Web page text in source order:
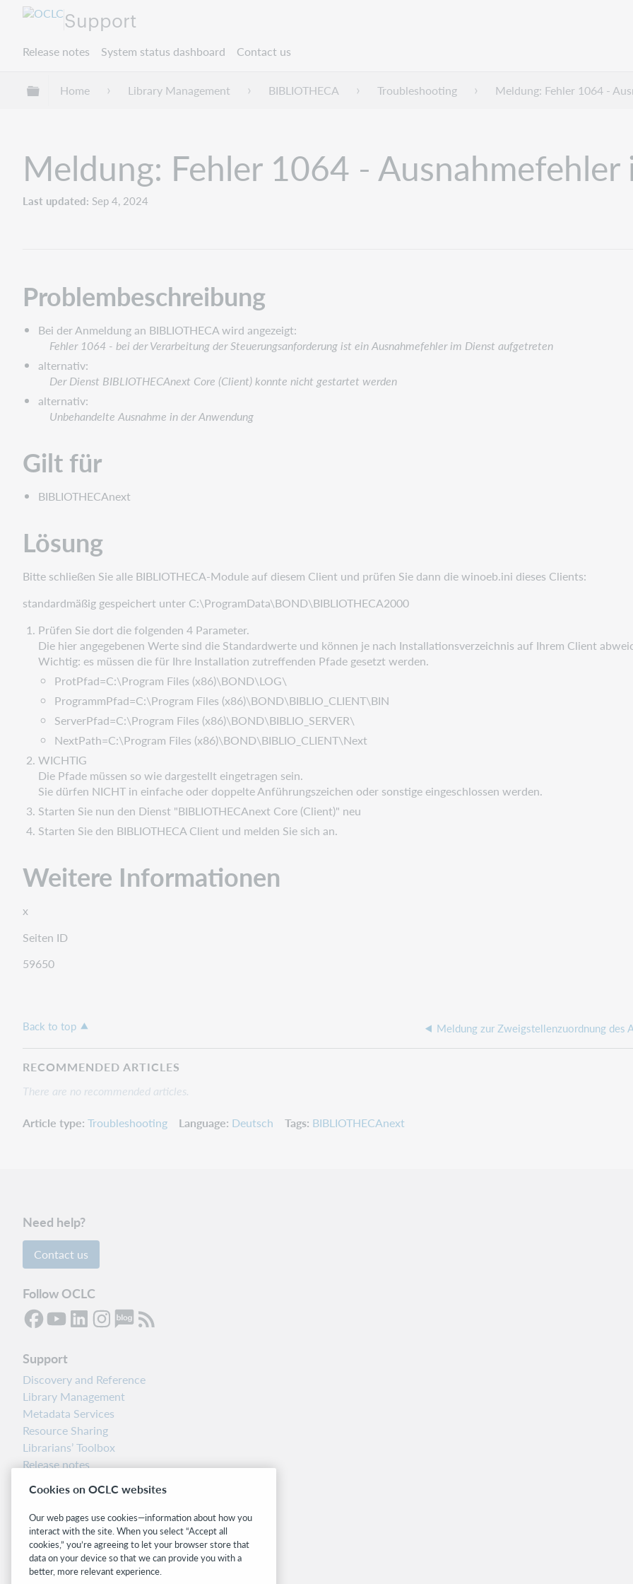
Support
Release notes System status dashboard Contact us
Expand/collapse global hierarchy
Home Library Management BIBLIOTHECA Troubleshooting Meldung: Fehler 1064 -
Meldung: Fehler 1064 -
Last updated Sep 4, 2024
Problembeschreibung
Bei der Anmeldung an BIBLIOTHECA wird angezeigt:
Fehler 1064 - bei der Verarbeitung der Steuerungsanforderung ist ein Ausnahmefehler im Dienst aufgetreten
alternativ:
Der Dienst BIBLIOTHECAnext Core (Client) konnte nicht gestartet werden
alternativ:
Unbehandelte Ausnahme in der Anwendung
Gilt für
BIBLIOTHECAnext
Lösung
Bitte schließen Sie alle BIBLIOTHECA-Module auf diesem Client und prüfen Sie dann die winoeb.ini dieses Clients:
standardmäßig gespeichert unter C:\ProgramData\BOND\BIBLIOTHECA2000
Prüfen Sie dort die folgenden 4 Parameter.
Die hier angegebenen Werte sind die Standardwerte und können je nach Installationsverzeichnis auf Ihrem Client
Wichtig: es müssen die für Ihre Installation zutreffenden Pfade gesetzt werden.
ProtPfad=C:\Program Files (x86)\BOND\LOG\
ProgrammPfad=C:\Program Files (x86)\BOND\BIBLIO_CLIENT\BIN
ServerPfad=C:\Program Files (x86)\BOND\BIBLIO_SERVER\
NextPath=C:\Program Files (x86)\BOND\BIBLIO_CLIENT\Next
WICHTIG
Die Pfade müssen so wie dargestellt eingetragen sein.
Sie dürfen NICHT in einfache oder doppelte Anführungszeichen oder sonstige eingeschlossen werden.
Starten Sie nun den Dienst "BIBLIOTHECAnext Core (Client)" neu
Starten Sie den BIBLIOTHECA Client und melden Sie sich an.
Weitere Informationen
x
Seiten ID
59650
Back to top Meldung zur Zweigstellenzuordnung des
RECOMMENDED ARTICLES
There are no recommended articles.
Article type Troubleshooting Language Deutsch Tags BIBLIOTHECAnext
Need help?
Contact us
Follow OCLC
Support
Discovery and Reference
Library Management
Metadata Services
Resource Sharing
Librarians’ Toolbox
Release notes
Related sites
OCLC.org
BibFormats
Community
Cookies on OCLC websites
Our web pages use cookies—information about how you
interact with the site. When you select “Accept all
cookies,” you’re agreeing to let your browser store that
data on your device so that we can provide you with a
better, more relevant experience.